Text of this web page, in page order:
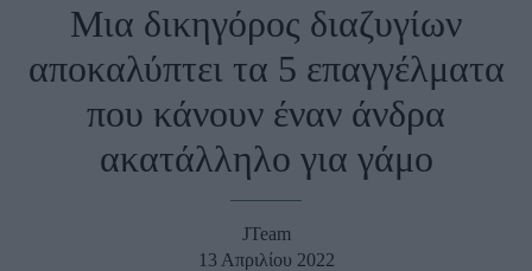
Fashion
Shopping
Styling Tips
Μια δικηγόρος διαζυγίων
αποκαλύπτει τα 5 επαγγέλματα
που κάνουν έναν άνδρα
ακατάλληλο για γάμο
JTeam
13 Απριλίου 2022